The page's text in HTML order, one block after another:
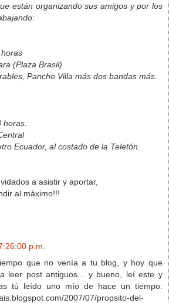
están organizando sus amigos y por los
(Plaza Brasil)
Pancho Villa más dos bandas más.
horas.
Ecuador, al costado de la Teletón.
a asistir y aportar,
al máximo!!!
p.m.
que no venía a tu blog, y hoy que
leer post antiguos... y bueno, leí este y
tú leído uno mío de hace un tiempo:
2007/07/propsito-del-